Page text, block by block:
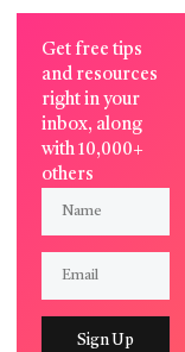
Get free tips
and resources
right in your
inbox, along
with 10,000+
others
Sign Up